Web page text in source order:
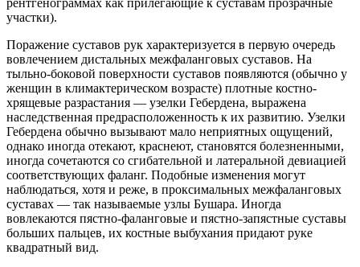
рентгенограммах как прилегающие к суставам прозрачные
участки).
Поражение суставов рук характеризуется в первую очередь
вовлечением дистальных межфаланговых суставов. На
тыльно-боковой поверхности суставов появляются (обычно у
женщин в климактерическом возрасте) плотные костно-
хрящевые разрастания — узелки Гебердена, выражена
наследственная предрасположенность к их развитию. Узелки
Гебердена обычно вызывают мало неприятных ощущений,
однако иногда отекают, краснеют, становятся болезненными,
иногда сочетаются со сгибательной и латеральной девиацией
соответствующих фаланг. Подобные изменения могут
наблюдаться, хотя и реже, в проксимальных межфаланговых
суставах — так называемые узлы Бушара. Иногда
вовлекаются пястно-фаланговые и пястно-запястные суставы
больших пальцев, их костные выбухания придают руке
квадратный вид.